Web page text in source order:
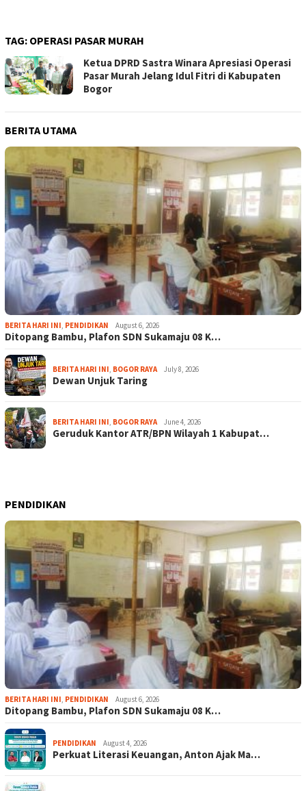
TAG: OPERASI PASAR MURAH
Ketua DPRD Sastra Winara Apresiasi Operasi
Pasar Murah Jelang Idul Fitri di Kabupaten
Bogor
BERITA UTAMA
BERITA HARI INI, PENDIDIKAN August 6, 2026
Ditopang Bambu, Plafon SDN Sukamaju 08 K…
BERITA HARI INI, BOGOR RAYA July 8, 2026
Dewan Unjuk Taring
BERITA HARI INI, BOGOR RAYA June 4, 2026
Geruduk Kantor ATR/BPN Wilayah 1 Kabupat…
PENDIDIKAN
BERITA HARI INI, PENDIDIKAN August 6, 2026
Ditopang Bambu, Plafon SDN Sukamaju 08 K…
PENDIDIKAN August 4, 2026
Perkuat Literasi Keuangan, Anton Ajak Ma…